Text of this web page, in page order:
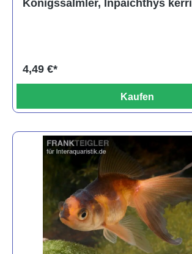
Königssalmler, Inpaichthys kerri
4,49 €*
Kaufen